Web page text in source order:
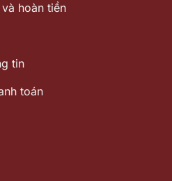
hoàn tiền
tin
toán